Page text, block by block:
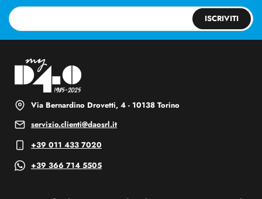
ISCRIVITI
Via Bernardino Drovetti, 4 - 10138 Torino
servizio.clienti@daosrl.it
+39 011 433 7020
+39 366 714 5505